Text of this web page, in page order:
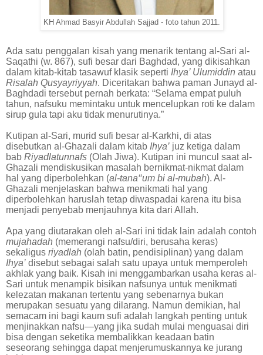
KH Ahmad Basyir Abdullah Sajjad - foto tahun 2011.
Ada satu penggalan kisah yang menarik tentang al-Sari al-
Saqathi (w. 867), sufi besar dari Baghdad, yang dikisahkan
dalam kitab-kitab tasawuf klasik seperti Ihya’ Ulumiddin atau
Risalah Qusyayriyyah. Diceritakan bahwa paman Junayd al-
Baghdadi tersebut pernah berkata: “Selama empat puluh
tahun, nafsuku memintaku untuk mencelupkan roti ke dalam
sirup gula tapi aku tidak menurutinya.”
Kutipan al-Sari, murid sufi besar al-Karkhi, di atas
disebutkan al-Ghazali dalam kitab Ihya’ juz ketiga dalam
bab Riyadlatunnafs (Olah Jiwa). Kutipan ini muncul saat al-
Ghazali mendiskusikan masalah bernikmat-nikmat dalam
hal yang diperbolehkan (al-tana‘‘um bi al-mubah). Al-
Ghazali menjelaskan bahwa menikmati hal yang
diperbolehkan haruslah tetap diwaspadai karena itu bisa
menjadi penyebab menjauhnya kita dari Allah.
Apa yang diutarakan oleh al-Sari ini tidak lain adalah contoh
mujahadah (memerangi nafsu/diri, berusaha keras)
sekaligus riyadlah (olah batin, pendisiplinan) yang dalam
Ihya’ disebut sebagai salah satu upaya untuk memperoleh
akhlak yang baik. Kisah ini menggambarkan usaha keras al-
Sari untuk menampik bisikan nafsunya untuk menikmati
kelezatan makanan tertentu yang sebenarnya bukan
merupakan sesuatu yang dilarang. Namun demikian, hal
semacam ini bagi kaum sufi adalah langkah penting untuk
menjinakkan nafsu—yang jika sudah mulai menguasai diri
bisa dengan seketika membalikkan keadaan batin
seseorang sehingga dapat menjerumuskannya ke jurang